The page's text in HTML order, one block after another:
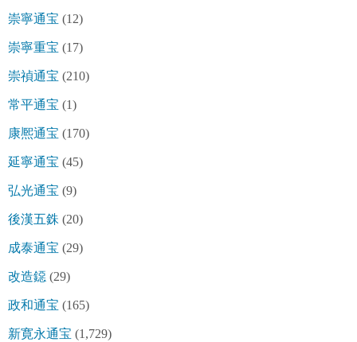
崇寧通宝 (12)
崇寧重宝 (17)
崇禎通宝 (210)
常平通宝 (1)
康熈通宝 (170)
延寧通宝 (45)
弘光通宝 (9)
後漢五銖 (20)
成泰通宝 (29)
改造鐚 (29)
政和通宝 (165)
新寛永通宝 (1,729)